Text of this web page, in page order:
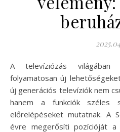
A televíziózás világában a technológiai fejlődés
folyamatosan új
új generációs televíziók nem
hanem a funkciók széles
előrelépéseket mutatnak. A
évre megerősíti pozícióját a